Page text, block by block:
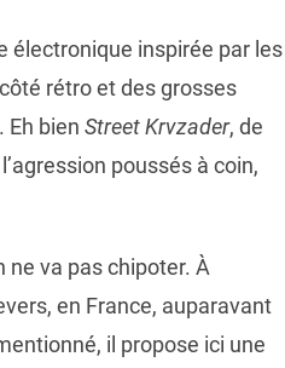
électronique inspirée par les
rétro et des grosses
Eh bien Street Krvzader, de
poussés à coin,
ne va pas chipoter. À
en France, auparavant
il propose ici une